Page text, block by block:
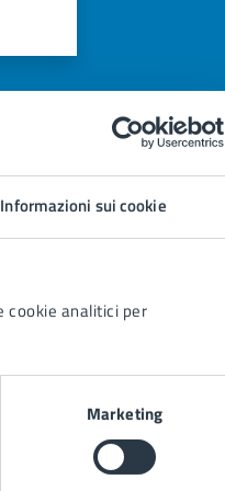
Informazioni sui cookie
cookie analitici per
Marketing